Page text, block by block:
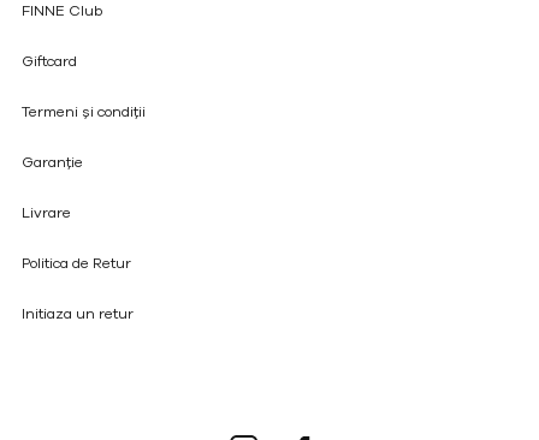
FINNE Club
Giftcard
Termeni și condiții
Garanție
Livrare
Politica de Retur
Initiaza un retur